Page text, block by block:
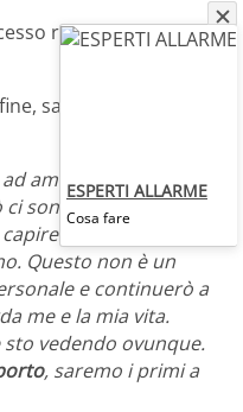
realmente tra
saremo i primi a
amare il fatto di
sono dei momenti in
tante cose e i
Questo non è un
e continuerò a
me e la mia vita.
vedendo ovunque.
, saremo i primi a
ESPERTI ALLARME
Cosa fare